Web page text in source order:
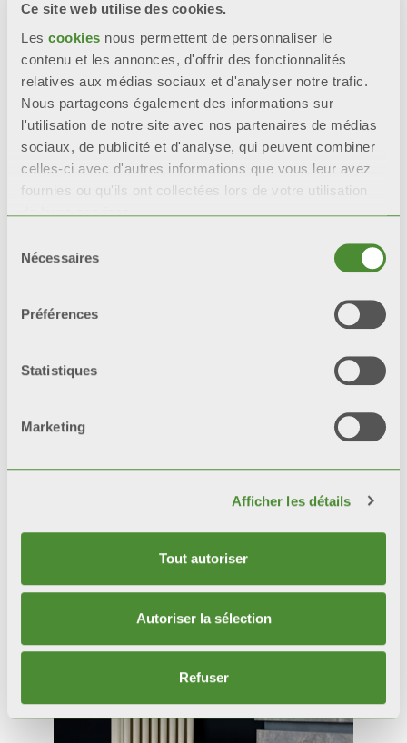
Ce site web utilise des cookies.
Les cookies nous permettent de personnaliser le
contenu et les annonces, d'offrir des fonctionnalités
relatives aux médias sociaux et d'analyser notre trafic.
Nous partageons également des informations sur
l'utilisation de notre site avec nos partenaires de médias
sociaux, de publicité et d'analyse, qui peuvent combiner
celles-ci avec d'autres informations que vous leur avez
fournies ou qu'ils ont collectées lors de votre utilisation
de leurs services.
Nécessaires
Préférences
Statistiques
Marketing
Afficher les détails
Tout autoriser
Autoriser la sélection
Refuser
intacts que les radiateurs
avec une seule couche de
peinture.
*tests de référence : test en
brouillard salin et test
humidistatique.
Produits
connexes